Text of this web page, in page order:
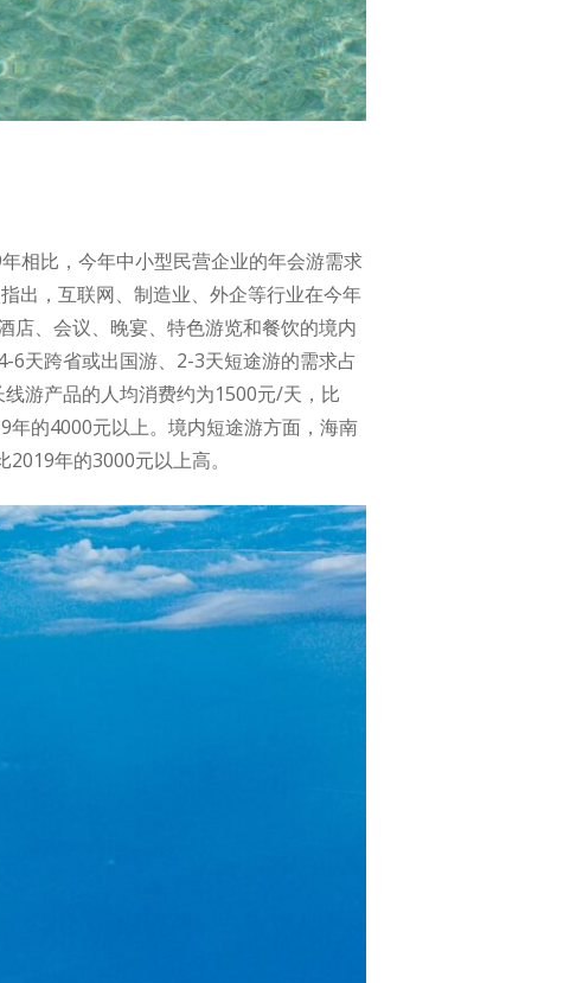
相比，今年中小型民营企业的年会游需求
出，互联网、制造业、外企等行业在今年
店、会议、晚宴、特色游览和餐饮的境内
6天跨省或出国游、2-3天短途游的需求占
游产品的人均消费约为1500元/天，比
的4000元以上。境内短途游方面，海南
年的3000元以上高。